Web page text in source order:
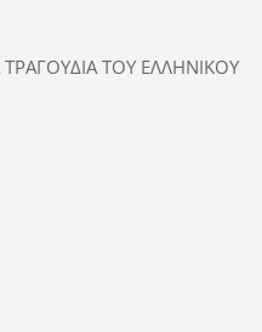
ΤΟΥ ΕΛΛΗΝΙΚΟΥ